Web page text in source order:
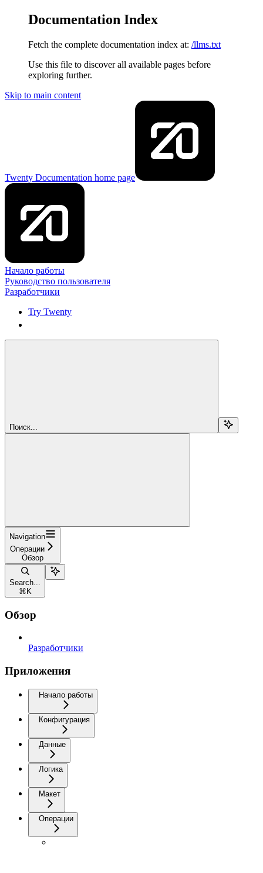
Documentation Index
Fetch the complete documentation index at: /llms.txt
Use this file to discover all available pages before
exploring further.
Skip to main content
Twenty Documentation home page
Начало работы
Руководство пользователя
Разработчики
Try Twenty
Поиск...
Navigation
Операции
Обзор
Search...
⌘ K
Обзор
Разработчики
Приложения
Начало работы
Конфигурация
Данные
Логика
Макет
Операции